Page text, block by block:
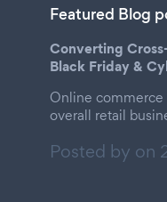
Featured Blog
Converting
Black Friday &
Online commerce
overall retail
Posted by on